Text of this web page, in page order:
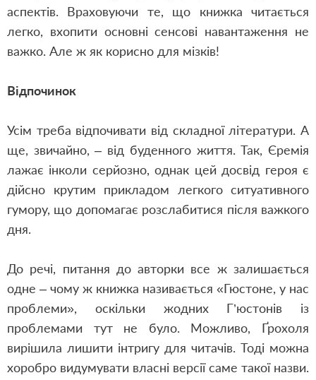
аспектів. Враховуючи те, що книжка читається
легко, вхопити основні сенсові навантаження не
важко. Але ж як корисно для мізків!
Відпочинок
Усім треба відпочивати від складної літератури. А
ще, звичайно, – від буденного життя. Так, Єремія
лажає інколи серйозно, однак цей досвід героя є
дійсно крутим прикладом легкого ситуативного
гумору, що допомагає розслабитися після важкого
дня.
До речі, питання до авторки все ж залишається
одне – чому ж книжка називається «Гюстоне, у нас
проблеми», оскільки жодних Г’юстонів із
проблемами тут не було. Можливо, Ґрохоля
вирішила лишити інтригу для читачів. Тоді можна
хоробро видумувати власні версії саме такої назви.